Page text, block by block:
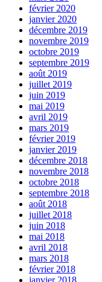
février 2020
janvier 2020
décembre 2019
novembre 2019
octobre 2019
septembre 2019
août 2019
juillet 2019
juin 2019
mai 2019
avril 2019
mars 2019
février 2019
janvier 2019
décembre 2018
novembre 2018
octobre 2018
septembre 2018
août 2018
juillet 2018
juin 2018
mai 2018
avril 2018
mars 2018
février 2018
janvier 2018